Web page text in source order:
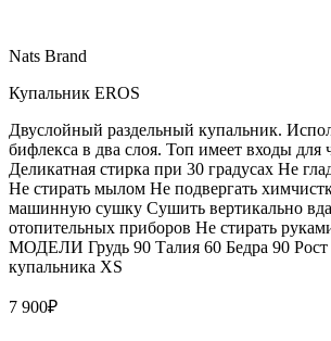
Nats Brand
Купальник EROS
Двуслойный раздельный купальник.
бифлекса в два слоя. Топ имеет входы
Деликатная стирка при 30 градусах Не
Не стирать мылом Не подвергать
машинную сушку Сушить вертикально
отопительных приборов Не стирать
МОДЕЛИ Грудь 90 Талия 60 Бедра 90 Рост
купальника XS
7 900₽